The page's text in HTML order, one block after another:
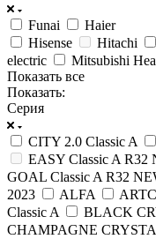
Funai
Haier
Hisense
Hitachi
electric
Mitsubishi
Показать все
Показать:
Серия
CITY 2.0 Classic A
EASY Classic A R32
GOAL Classic A R32
2023
ALFA
Classic A
BLACK
CHAMPAGNE